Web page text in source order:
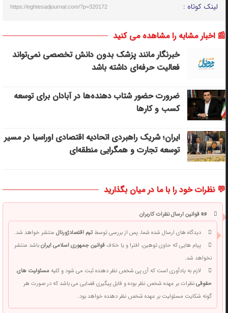
لینک کوتاه : https://eghtesadjournal.com/?p=320172
📰 اخبار مشابه را مشاهده می کنید
خبرنگار مانند پزشک بدون دانش تخصصی نمی‌تواند
فعالیت حرفه‌ای داشته باشد
ضرورت حضور شتاب ‌دهنده‌ها در آبادان برای توسعه
کسب‌ و کارها
ایران؛ شریک راهبردی اتحادیه اقتصادی اوراسیا در مسیر
توسعه تجارت و همگرایی منطقه‌ای
💬 نظرات خود را با ما در میان بگذارید
📜 قوانین ارسال نظرات کاربران
دیدگاه های ارسال شده شما، پس از بررسی توسطتیم اقتصادژورنالمنتشر خواهد شد.
پیام هایی که حاوی توهین، افترا و یا خلافقوانین جمهوری اسلامی ایرانباشد منتشر
نخواهد شد.
لازم به یادآوری است که آی پی شخص نظر دهنده ثبت می شود و کلیهمسئولیت های
حقوقینظرات بر عهده شخص نظر بوده و قابل پیگیری قضایی می باشد که در صورت هر
گونه شکایت مسئولیت بر عهده شخص نظر دهنده خواهد بود.